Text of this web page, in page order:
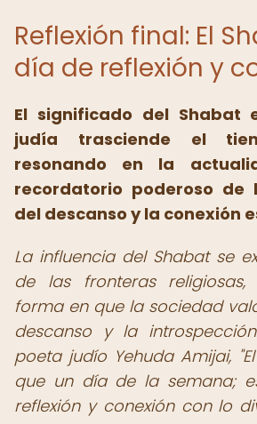
Reflexión final: El
día de reflexión y
El significado del Shabat
judía trasciende el
resonando en la
recordatorio poderoso de
del descanso y la conexión
La influencia del Shabat se
de las fronteras
forma en que la sociedad
descanso y la
poeta judío Yehuda Amijai,
que un día de la semana;
reflexión y conexión con lo